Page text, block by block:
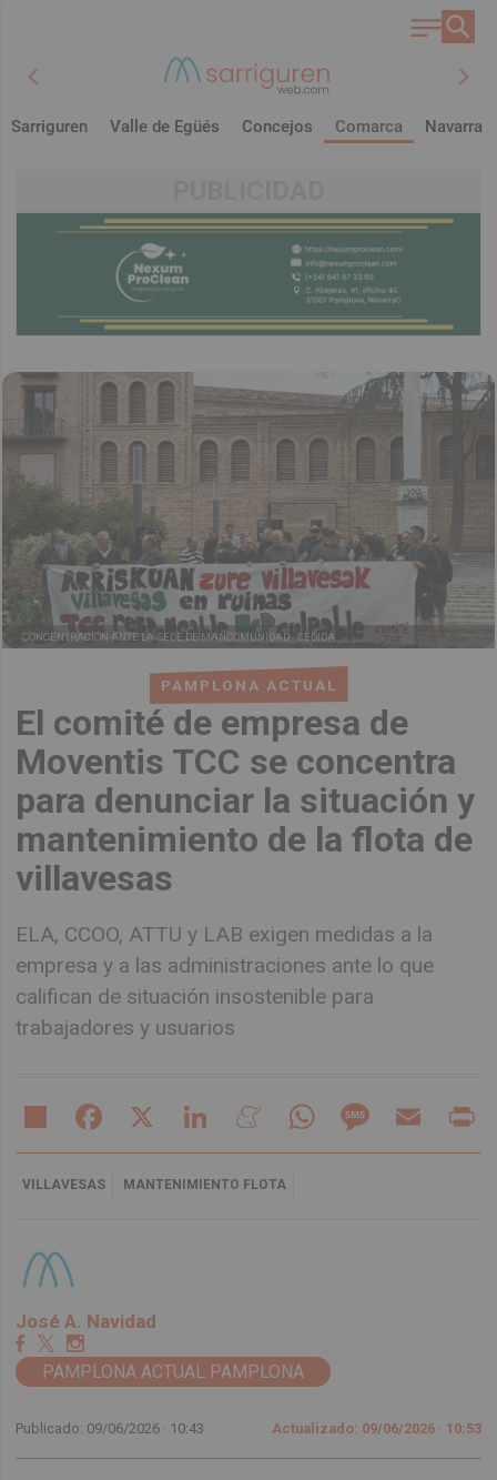
chevron_left chevron_right
Sarriguren Valle de Egüés Concejos Comarca Navarra
PAMPLONA ACTUAL
El comité de empresa de
Moventis TCC se concentra
para denunciar la situación y
mantenimiento de la flota de
villavesas
ELA, CCOO, ATTU y LAB exigen medidas a la
empresa y a las administraciones ante lo que
califican de situación insostenible para
trabajadores y usuarios
CONCENTRACIÓN ANTE LA SEDE DE MANCOMUNIDAD -CEDIDA
Share Facebook LinkedIn MeneameWhatsAppMessageEmail
VILLAVESAS MANTENIMIENTO FLOTA
José A. Navidad
PAMPLONA ACTUAL PAMPLONA
Publicado: 09/06/2026 · 10:43 Actualizado: 09/06/2026 · 10:53